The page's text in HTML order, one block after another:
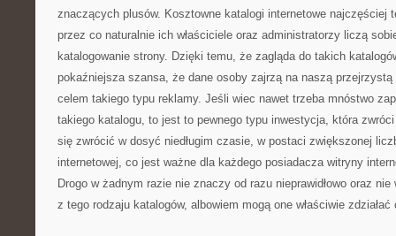
znaczących plusów. Kosztowne katalogi internetowe najczęściej
przez co naturalnie ich właściciele oraz administratorzy liczą
katalogowanie strony. Dzięki temu, że zagląda do takich
pokaźniejsza szansa, że dane osoby zajrzą na naszą
celem takiego typu reklamy. Jeśli wiec nawet trzeba mnóstwo
takiego katalogu, to jest to pewnego typu inwestycja, która
się zwrócić w dosyć niedługim czasie, w postaci zwiększonej
internetowej, co jest ważne dla każdego posiadacza witryny
Drogo w żadnym razie nie znaczy od razu nieprawidłowo oraz
z tego rodzaju katalogów, albowiem mogą one właściwie zdziałać